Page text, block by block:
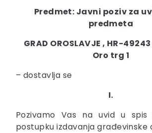
Predmet: Javni poziv za
predmeta
GRAD OROSLAVJE , HR-
Oro trg 1
– dostavlja se
I.
Pozivamo Vas na uvid u
postupku izdavanja građevinske